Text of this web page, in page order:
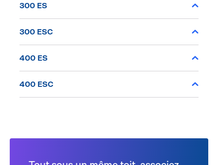
300 ES
300 ESC
400 ES
400 ESC